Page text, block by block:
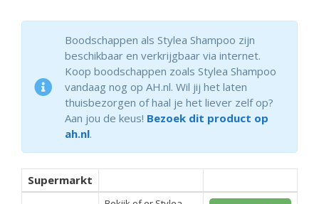
Boodschappen als Stylea Shampoo zijn
beschikbaar en verkrijgbaar via internet.
Koop boodschappen zoals Stylea Shampoo
vandaag nog op AH.nl. Wil jij het laten
thuisbezorgen of haal je het liever zelf op?
Aan jou de keus! Bezoek dit product op
ah.nl.
Supermarkt